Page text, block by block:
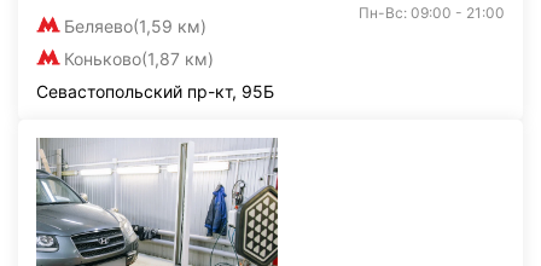
Беляево(1,59 км)
Коньково(1,87 км)
Пн-Вс: 09:00 - 21:00
Севастопольский пр-кт, 95Б